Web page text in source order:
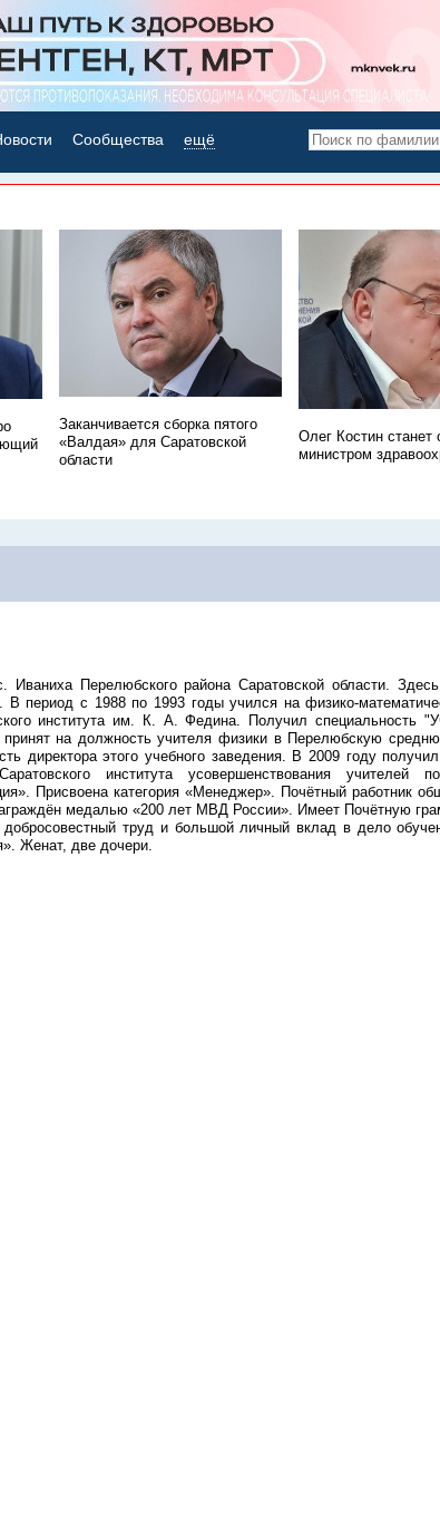
Сообщества ещё
Заканчивается сборка пятого
«Валдая» для Саратовской
области
Олег Костин станет
министром
Иваниха Перелюб­ского района Саратовской области.
период с 1988 по 1993 годы учился на физико-
института им. К. А. Федина. Получил специальность
на должность учителя физики в Перелюбскую
директора этого учебного заведения. В 2009 году
института усовершенствования учителей
Присвоена категория «Менеджер». Почётный работник
медалью «200 лет МВД России». Имеет Почётную
добросовестный труд и большой личный вклад в дело
Женат, две дочери.